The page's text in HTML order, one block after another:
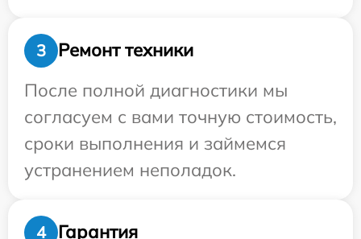
3
Ремонт техники
После полной диагностики мы
согласуем с вами точную стоимость,
сроки выполнения и займемся
устранением неполадок.
4 Гарантия